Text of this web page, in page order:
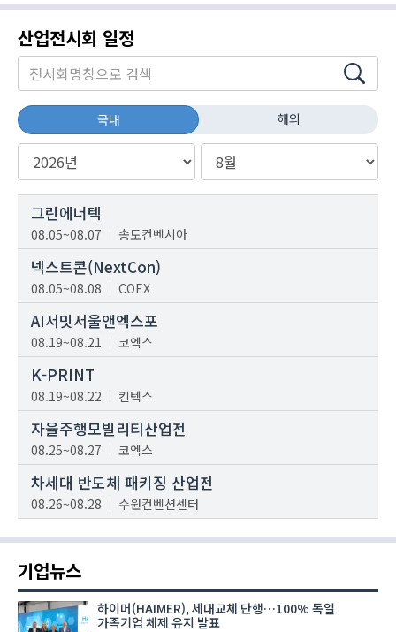
산업전시회 일정
국내 해외
그린에너텍
08.05~08.07 송도컨벤시아
넥스트콘(NextCon)
08.05~08.08 COEX
AI서밋서울앤엑스포
08.19~08.21 코엑스
K-PRINT
08.19~08.22 킨텍스
자율주행모빌리티산업전
08.25~08.27 코엑스
차세대 반도체 패키징 산업전
08.26~08.28 수원컨벤션센터
기업뉴스
하이머(HAIMER), 세대교체 단행…100% 독일
가족기업 체제 유지 발표